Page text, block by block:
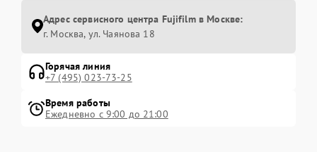
Адрес сервисного центра Fujifilm в Москве:
г. Москва, ул. Чаянова 18
Горячая линия
+7 (495) 023-73-25
Время работы
Ежедневно с 9:00 до 21:00